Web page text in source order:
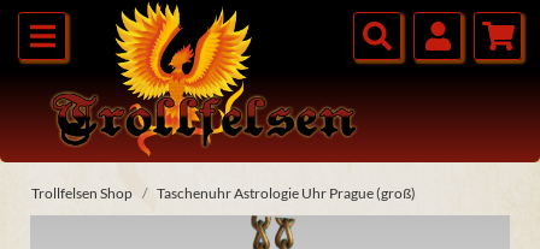
Trollfelsen Shop Taschenuhr Astrologie Uhr Prague (groß)